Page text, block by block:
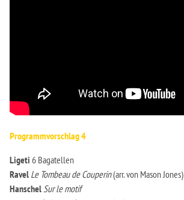
Programmvorschlag 4
Ligeti 6 Bagatellen
Ravel Le Tombeau de Couperin(arr. von Mason Jones)
HanschelSur le motif